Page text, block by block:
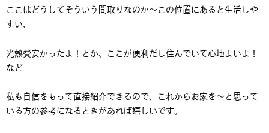
ここはどうしてそういう間取りなのか～この位置にあると生活しや
すい、
光熱費安かったよ！とか、ここが便利だし住んでいて心地よいよ！
など
私も自信をもって直接紹介できるので、これからお家を～と思って
いる方の参考になるときがあれば嬉しいです。